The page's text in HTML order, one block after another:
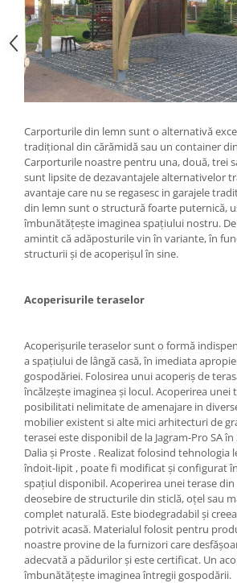
Carporturile din lemn sunt o alternativă
tradițional din cărămidă sau un container
Carporturile noastre pentru una, două, trei
sunt lipsite de dezavantajele alternativelor
avantaje care nu se regasesc in garajele
din lemn sunt o structură foarte puternică,
îmbunătățește imaginea spațiului nostru.
amintit că adăposturile vin în variante, în
structurii și de acoperișul în sine.
Acoperisurile teraselor
Acoperișurile teraselor sunt o formă
a spațiului de lângă casă, în imediata
gospodăriei. Folosirea unui acoperiș de
încălzește imaginea și locul. Acoperirea unei
posibilitati nelimitate de amenajare in
mobilier existent si alte mici arhitecturi de
terasei este disponibil de la Jagram-Pro SA
Dalia și Proste . Realizat folosind
îndoit-lipit , poate fi modificat și configurat
spațiul disponibil. Acoperirea unei terase
deosebire de structurile din sticlă, oțel sau
complet naturală. Este biodegradabil și
potrivit acasă. Materialul folosit pentru
noastre provine de la furnizori care
adecvată a pădurilor și este certificat. Un
îmbunătățește imaginea întregii gospodării.